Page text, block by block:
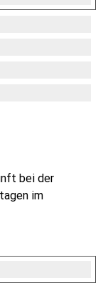
bei der
im